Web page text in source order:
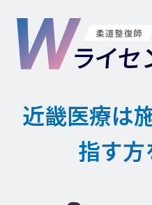
近畿医療は
指す方